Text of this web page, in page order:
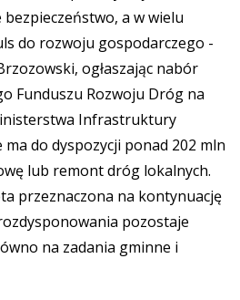
bezpieczeństwo, a w wielu
do rozwoju gospodarczego -
ogłaszając nabór
Funduszu Rozwoju Dróg na
Infrastruktury
do dyspozycji ponad 202 mln
lub remont dróg lokalnych.
przeznaczona na kontynuację
pozostaje
na zadania gminne i